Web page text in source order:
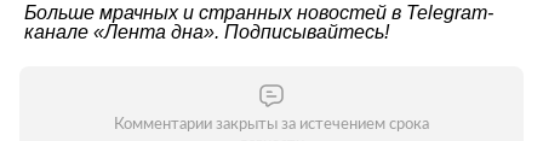
Больше мрачных и странных новостей в Telegram-
канале «Лента дна». Подписывайтесь!
Комментарии закрыты за истечением срока